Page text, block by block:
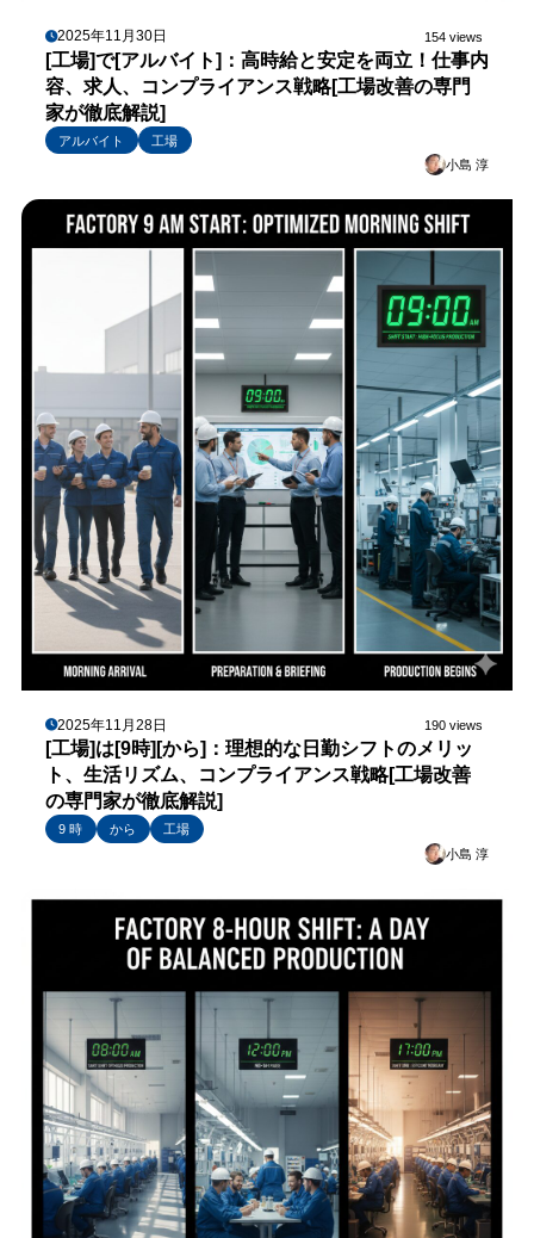
2025年11月30日 154 views
[工場]で[アルバイト]：高時給と安定を両立！仕事内
容、求人、コンプライアンス戦略[工場改善の専門
家が徹底解説]
アルバイト
工場
小島 淳
2025年11月28日 190 views
[工場]は[9時][から]：理想的な日勤シフトのメリッ
ト、生活リズム、コンプライアンス戦略[工場改善
の専門家が徹底解説]
9 時 から
工場
小島 淳